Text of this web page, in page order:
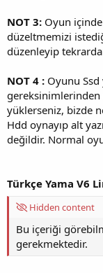
NOT 3: Oyun
düzeltmemizi
düzenleyip
NOT 4 : Oyunu
gereksinimlerinden
yüklerseniz, bizde
Hdd oynayıp alt
değildir. Normal
Türkçe Yama V6
Hidden content
Bu içeriği
gerekmektedir.